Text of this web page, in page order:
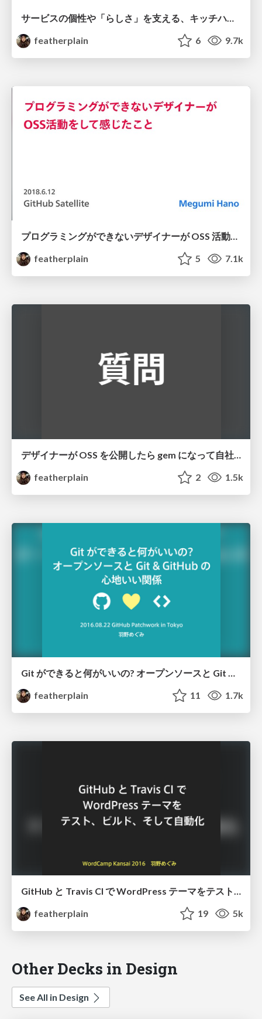
サービスの個性や「らしさ」を支える、キッチハイクっぽい「ことば」のデザイン
featherplain
6 9.7k
プログラミングができないデザイナーが OSS 活動をして感じたこと
featherplain
5 7.1k
featherplain
2 1.5k
Git ができると何がいいの? オープンソースと Git & GitHub の 心地いい関係
featherplain
11 1.7k
GitHub と Travis CI で WordPress テーマをテスト、ビルド、そして自動化
featherplain
19 5k
Other Decks in Design
See All in Design